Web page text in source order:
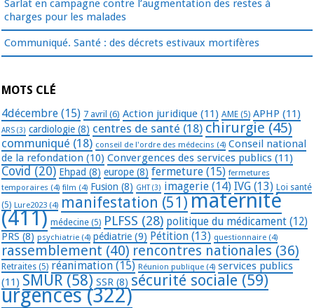
Sarlat en campagne contre l’augmentation des restes à
charges pour les malades
Communiqué. Santé : des décrets estivaux mortifères
MOTS CLÉ
4décembre (15) 7 avril (6) Action juridique (11) AME (5) APHP (11)
ARS (3) cardiologie (8) centres de santé (18) chirurgie (45)
communiqué (18) conseil de l'ordre des médecins (4) Conseil national
de la refondation (10) Convergences des services publics (11)
Covid (20) Ehpad (8) europe (8) fermeture (15) fermetures
temporaires (4) film (4) Fusion (8) GHT(3) imagerie (14) IVG (13) Loi santé
(5) Lure2023 (4) manifestation (51) maternité
(411) médecine (5) PLFSS (28) politique du médicament (12)
PRS (8) psychiatrie (4) pédiatrie (9) Pétition (13) questionnaire (4)
rassemblement (40) rencontres nationales (36)
Retraites (5) réanimation (15) Réunion publique (4) services publics
(11) SMUR (58) SSR (8) sécurité sociale (59)
urgences(322)